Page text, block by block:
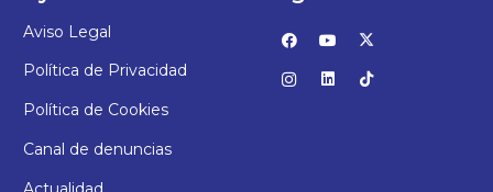
Aviso Legal
Política de Privacidad
Política de Cookies
Canal de denuncias